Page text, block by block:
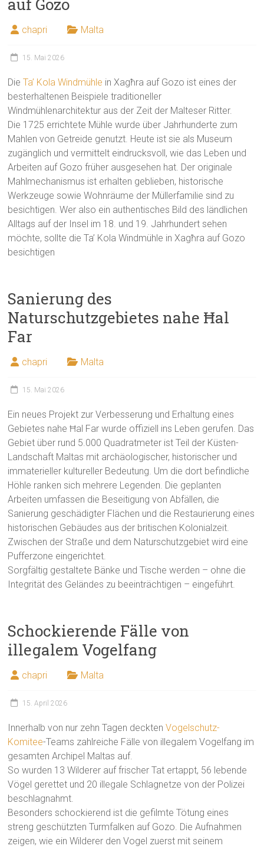
auf Gozo
chapri Malta
15. Mai 2026
DieTa’ Kola Windmühle in Xagħra auf Gozo ist eines der
besterhaltenen Beispiele traditioneller
Windmühlenarchitektur aus der Zeit der Malteser Ritter.
Die 1725 errichtete Mühle wurde über Jahrhunderte zum
Mahlen von Getreide genutzt. Heute ist sie als Museum
zugänglich und vermittelt eindrucksvoll, wie das Leben und
Arbeiten auf Gozo früher ausgesehen hat. Der originale
Mahlmechanismus ist erhalten geblieben, historische
Werkzeuge sowie Wohnräume der Müllerfamilie sind zu
besichtigen. Wer also ein authentisches Bild des ländlichen
Alltags auf der Insel im 18. und 19. Jahrhundert sehen
möchte, sollte die Ta’ Kola Windmühle in Xagħra auf Gozo
besichtigen
Sanierung des
Naturschutzgebietes nahe Ħal
Far
chapri Malta
15. Mai 2026
Ein neues Projekt zur Verbesserung und Erhaltung eines
Gebietes nahe Ħal Far wurde offiziell ins Leben gerufen. Das
Gebiet über rund 5.000 Quadratmeter ist Teil der Küsten-
Landschaft Maltas mit archäologischer, historischer und
immaterieller kultureller Bedeutung. Um die dort befindliche
Höhle ranken sich mehrere Legenden. Die geplanten
Arbeiten umfassen die Beseitigung von Abfällen, die
Sanierung geschädigter Flächen und die Restaurierung eines
historischen Gebäudes aus der britischen Kolonialzeit.
Zwischen der Straße und dem Naturschutzgebiet wird eine
Pufferzone eingerichtet.
Sorgfältig gestaltete Bänke und Tische werden – ohne die
Integrität des Geländes zu beeinträchtigen – eingeführt.
Schockierende Fälle von
illegalem Vogelfang
chapri Malta
15. April 2026
Innerhalb von nur zehn Tagen decktenVogelschutz-
Komitee-Teams zahlreiche Fälle von illegalem Vogelfang im
gesamten Archipel Maltas auf.
So wurden 13 Wilderer auf frischer Tat ertappt, 56 lebende
Vögel gerettet und 20 illegale Schlagnetze von der Polizei
beschlagnahmt.
Besonders schockierend ist die gefilmte Tötung eines
streng geschützten Turmfalken auf Gozo. Die Aufnahmen
zeigen, wie ein Wilderer den Vogel zuerst mit seinem